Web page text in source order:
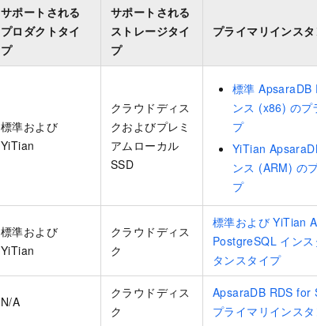
サポートされる
プロダクトタイ
プ
サポートされる
ストレージタイ
プ
プライマリインス
標準および
YiTian
クラウドディス
クおよびプレミ
アムローカル
SSD
標準 ApsaraDB
ンス (x86) のプ
プ
YiTian
ンス (ARM) の
プ
標準および
YiTian
クラウドディス
ク
標準および YiTian
PostgreSQL イン
タンスタイプ
N/A
クラウドディス
ク
ApsaraDB RDS for
プライマリインス